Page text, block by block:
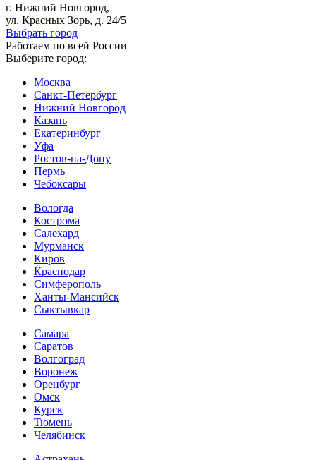
г. Нижний Новгород,
ул. Красных Зорь, д. 24/5
Выбрать город
Работаем по всей России
Выберите город:
Москва
Санкт-Петербург
Нижний Новгород
Казань
Екатеринбург
Уфа
Ростов-на-Дону
Пермь
Чебоксары
Вологда
Кострома
Салехард
Мурманск
Киров
Краснодар
Симферополь
Ханты-Мансийск
Сыктывкар
Самара
Саратов
Волгоград
Воронеж
Оренбург
Омск
Курск
Тюмень
Челябинск